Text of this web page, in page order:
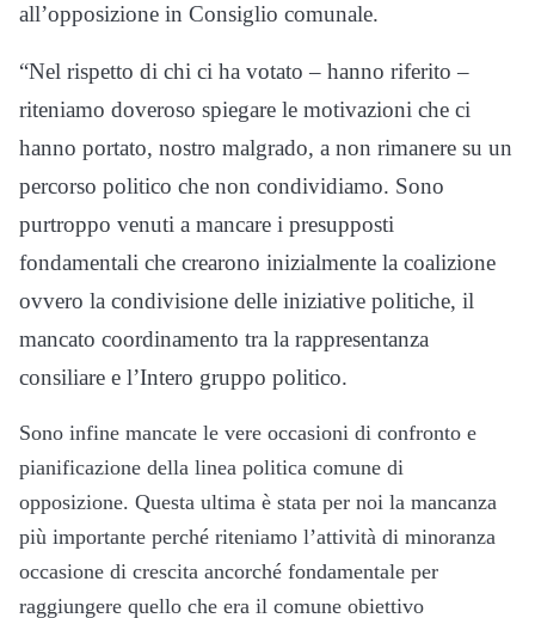
all’opposizione in Consiglio comunale.
“Nel rispetto di chi ci ha votato – hanno riferito –
riteniamo doveroso spiegare le motivazioni che ci
hanno portato, nostro malgrado, a non rimanere su un
percorso politico che non condividiamo. Sono
purtroppo venuti a mancare i presupposti
fondamentali che crearono inizialmente la coalizione
ovvero la condivisione delle iniziative politiche, il
mancato coordinamento tra la rappresentanza
consiliare e l’Intero gruppo politico.
Sono infine mancate le vere occasioni di confronto e
pianificazione della linea politica comune di
opposizione. Questa ultima è stata per noi la mancanza
più importante perché riteniamo l’attività di minoranza
occasione di crescita ancorché fondamentale per
raggiungere quello che era il comune obiettivo